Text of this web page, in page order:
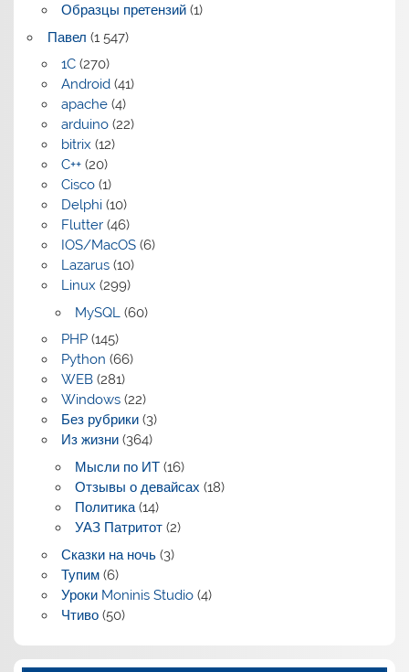
Образцы претензий(1)
Павел (1 547)
1C(270)
Android(41)
apache(4)
arduino(22)
bitrix (12)
C++(20)
Cisco(1)
Delphi(10)
Flutter(46)
IOS/MacOS(6)
Lazarus(10)
Linux (299)
MySQL(60)
PHP(145)
Python (66)
WEB(281)
Windows(22)
Без рубрики(3)
Из жизни(364)
Мысли по ИТ(16)
Отзывы о девайсах (18)
Политика(14)
УАЗ Патритот(2)
Сказки на ночь(3)
Тупим(6)
Уроки Moninis Studio(4)
Чтиво(50)